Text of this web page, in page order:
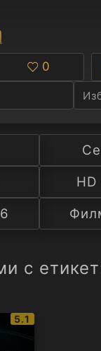
Ф
С
А
Любими
0
с
IMDb
5.1